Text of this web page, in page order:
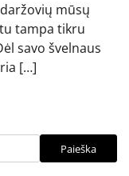
mūsų
tampa tikru
savo švelnaus
[…]
Paieška